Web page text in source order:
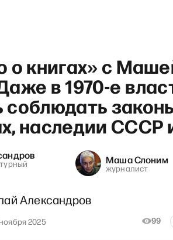
о книгах» с
в 1970-е
соблюдать
наследии СССР
Маша Слоним
журналист
Александров
2025 99
Грэм»: Путин